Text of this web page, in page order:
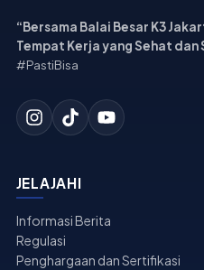
“Bersama Balai Besar K3
Tempat Kerja yang Sehat dan
#PastiBisa
JELAJAHI
Informasi Berita
Regulasi
Penghargaan dan Sertifikasi